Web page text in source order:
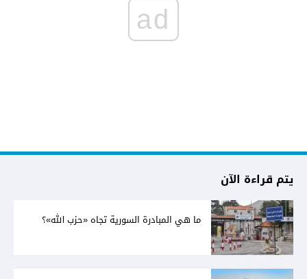
ad
يتم قراءة الآن
ما هي المبادرة السورية تجاه «حزب الله»؟